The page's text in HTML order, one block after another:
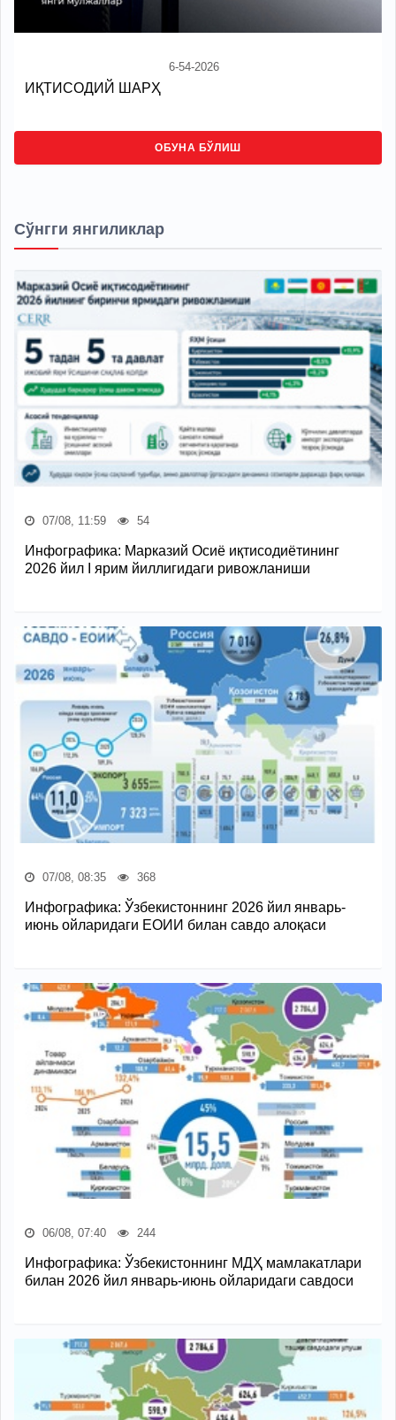
6-54-2026
ИҚТИСОДИЙ ШАРҲ
ОБУНА БЎЛИШ
Сўнгги янгиликлар
07/08, 11:59 54
Инфографика: Марказий Осиё иқтисодиётининг
2026 йил I ярим йиллигидаги ривожланиши
07/08, 08:35 368
Инфографика: Ўзбекистоннинг 2026 йил январь-
июнь ойларидаги ЕОИИ билан савдо алоқаси
06/08, 07:40 244
Инфографика: Ўзбекистоннинг МДҲ мамлакатлари
билан 2026 йил январь-июнь ойларидаги савдоси